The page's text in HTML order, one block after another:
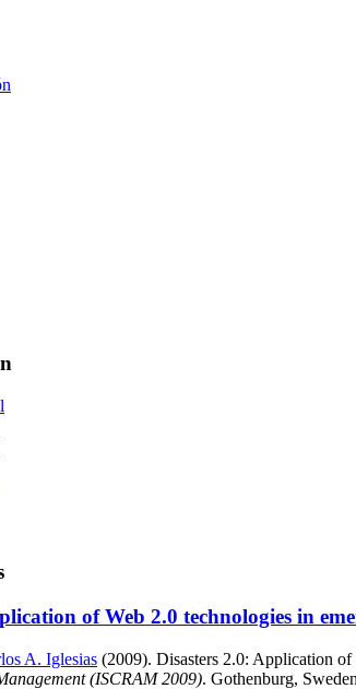
of Web 2.0 technologies in
A. Iglesias (2009). Disasters 2.0: Application
(ISCRAM 2009). Gothenburg,